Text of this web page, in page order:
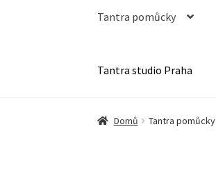
Tantra pomůcky
Tantra studio Praha
Domů Tantra pomůcky